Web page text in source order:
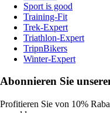
Sport is good
Training-Fit
Trek-Expert
Triathlon-Expert
TripnBikers
Winter-Expert
Abonnieren Sie
Profitieren Sie von 10%